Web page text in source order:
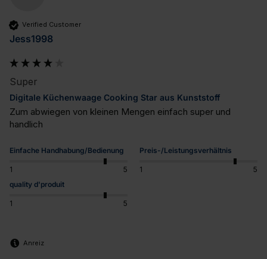
Verified Customer
Jess1998
Super
Digitale Küchenwaage Cooking Star aus Kunststoff
Zum abwiegen von kleinen Mengen einfach super und
handlich
Einfache Handhabung/Bedienung
1 5
Preis-/Leistungsverhältnis
1
5
quality d'produit
1 5
Anreiz